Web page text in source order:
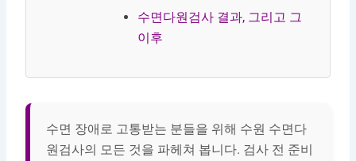
수면다원검사 결과, 그리고 그
이후
수면 장애로 고통받는 분들을 위해 수원 수면다
원검사의 모든 것을 파헤쳐 봅니다. 검사 전 준비